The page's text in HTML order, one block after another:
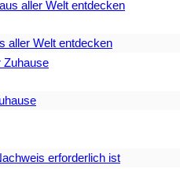
aller Welt entdecken
erforderlich ist